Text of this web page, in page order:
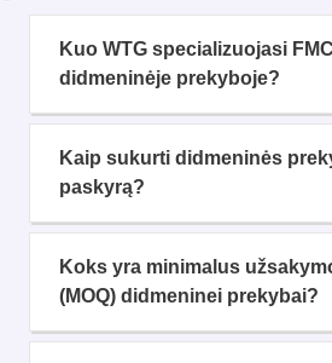
Kuo WTG specializuojasi
didmeninėje prekyboje?
Kaip sukurti didmeninės
paskyrą?
Koks yra minimalus
(MOQ) didmeninei prekybai?